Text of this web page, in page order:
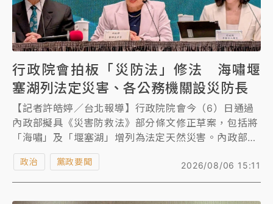
行政院會拍板「災防法」修法 海嘯堰
塞湖列法定災害、各公務機關設災防長
【記者許皓婷／台北報導】行政院院會今（6）日通過
內政部擬具《災害防救法》部分條文修正草案，包括將
「海嘯」及「堰塞湖」增列為法定天然災害。內政部長
劉世芳表示，為落實「專業導向，專人負責，專職防
災」的核心理念，本次修法特別汲取114年丹娜絲颱
風、樺加沙颱風及花蓮縣馬太鞍溪堰塞湖等災害經驗，
2026/08/06 15:11
政治 黨政要聞